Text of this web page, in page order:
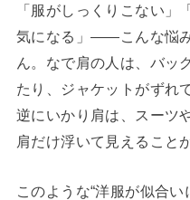
「服がしっくりこない
気になる」――こんな悩
ん。なで肩の人は、バッ
たり、ジャケットがずれ
逆にいかり肩は、スーツ
肩だけ浮いて見えること
このような“洋服が似合